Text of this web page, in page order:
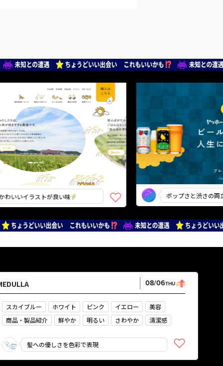
イラストが良い味 ポップさと渋さの両立
08/06THU
スカイブルー ホワイト ピンク イエロー
美容
商品・製品紹介
鮮やか 明るい さわやか 清潔感
髪への優しさを色彩で表現